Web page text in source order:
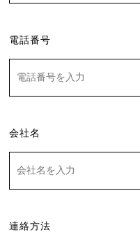
電話番号
会社名
連絡方法